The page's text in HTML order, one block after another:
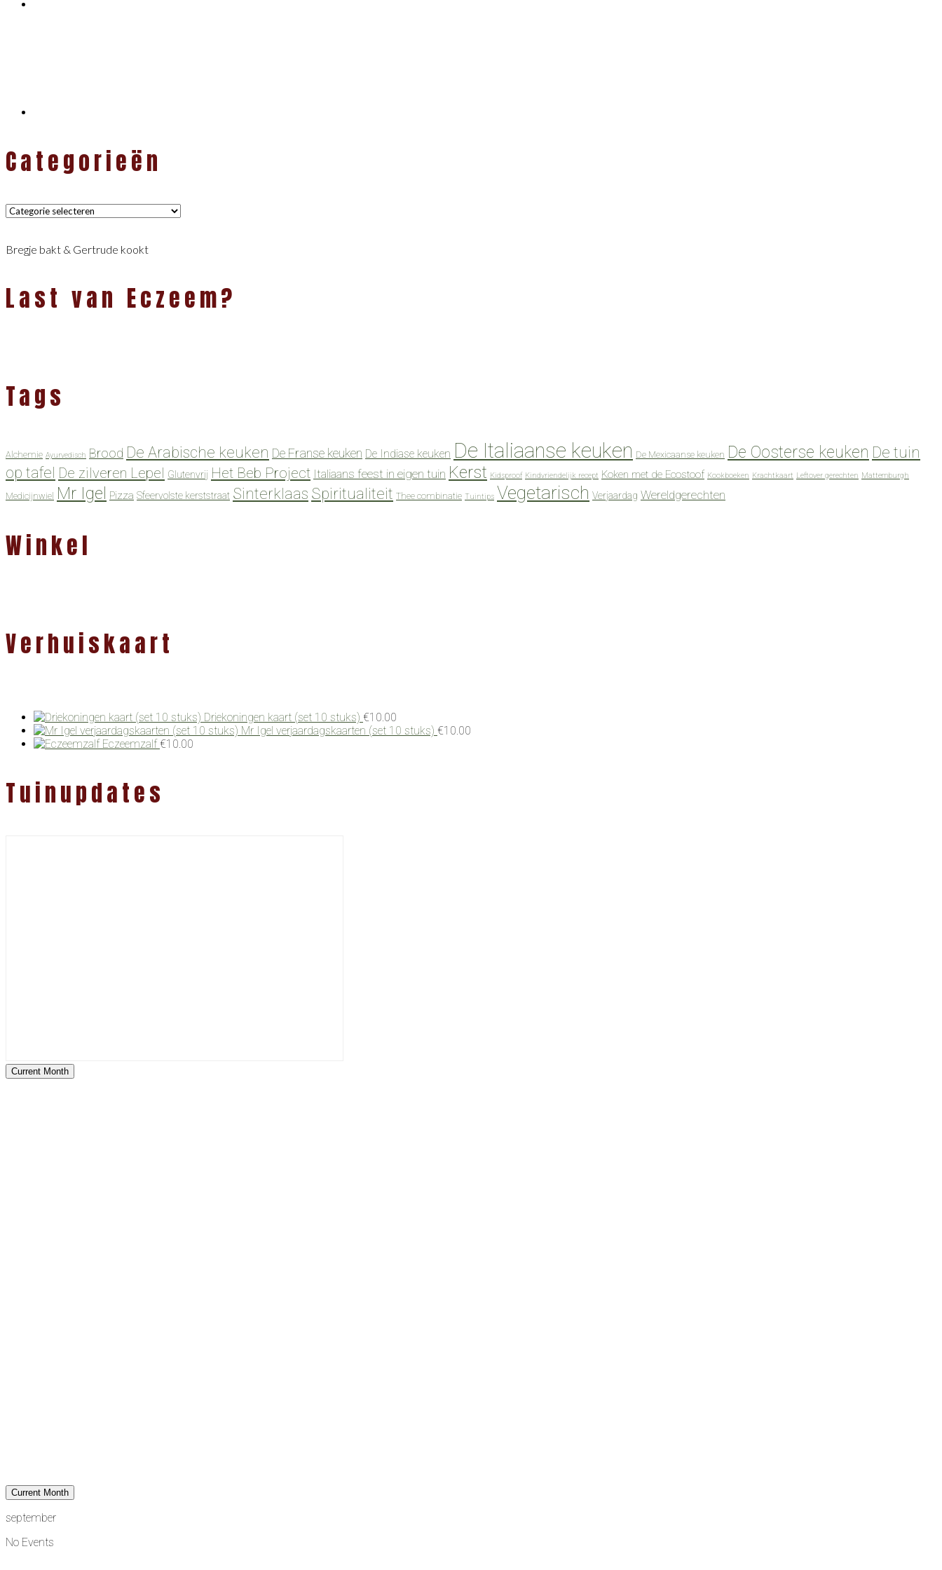
Categorieën
Categorieën
Bregje bakt & Gertrude kookt
Last van Eczeem?
Tags
Alchemie Ayurvedisch Brood De Arabische keuken De Franse keuken De Indiase keuken De Italiaanse keuken De Mexicaanse keuken De Oosterse keuken De tuin
op tafel De zilveren Lepel Glutenvrij Het Beb Project Italiaans feest in eigen tuin Kerst Kidsproof Kindvriendelijk recept Koken met de Ecostoof Kookboeken Krachtkaart Leftover gerechten Mattemburgh
Medicijnwiel Mr Igel Pizza Sfeervolste kerststraat Sinterklaas Spiritualiteit Thee combinatie Tuintips Vegetarisch Verjaardag Wereldgerechten
Winkel
Verhuiskaart
Driekoningen kaart (set 10 stuks) €10.00
Mr Igel verjaardagskaarten (set 10 stuks) €10.00
Eczeemzalf €10.00
Tuinupdates
Current Month
Current Month
september
No Events